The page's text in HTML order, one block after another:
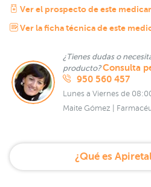
Ver el prospecto de este
Ver la ficha técnica de este
¿Tienes dudas o
producto?Consulta
950 560 457
Lunes a Viernes de
Maite Gómez |
¿Qué es